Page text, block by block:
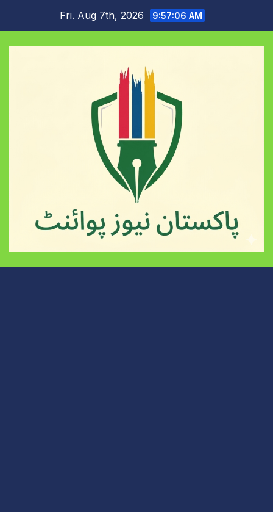
content
Fri. Aug 7th, 2026 9:57:06 AM